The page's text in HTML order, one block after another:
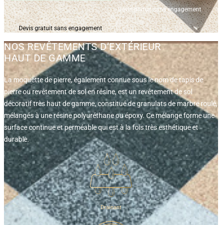
Devis gratuit sans engagement
Devis gratuit sans engagement
NOS REVÊTEMENTS D’EXTÉRIEUR
HAUT DE GAMME
La moquette de pierre, également connue sous le nom de tapis de
pierre ou revêtement de sol en résine, est un revêtement de sol
décoratif très haut de gamme, constitué de granulats de marbre roulé,
mélangés à une résine polyuréthane ou époxy. Ce mélange forme une
surface continue et perméable qui est à la fois très esthétique et
durable.
Drainant